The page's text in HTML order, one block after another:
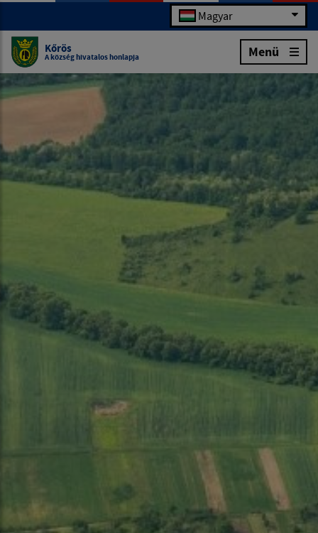
Magyar
Kőrös
A község hivatalos honlapja Menü